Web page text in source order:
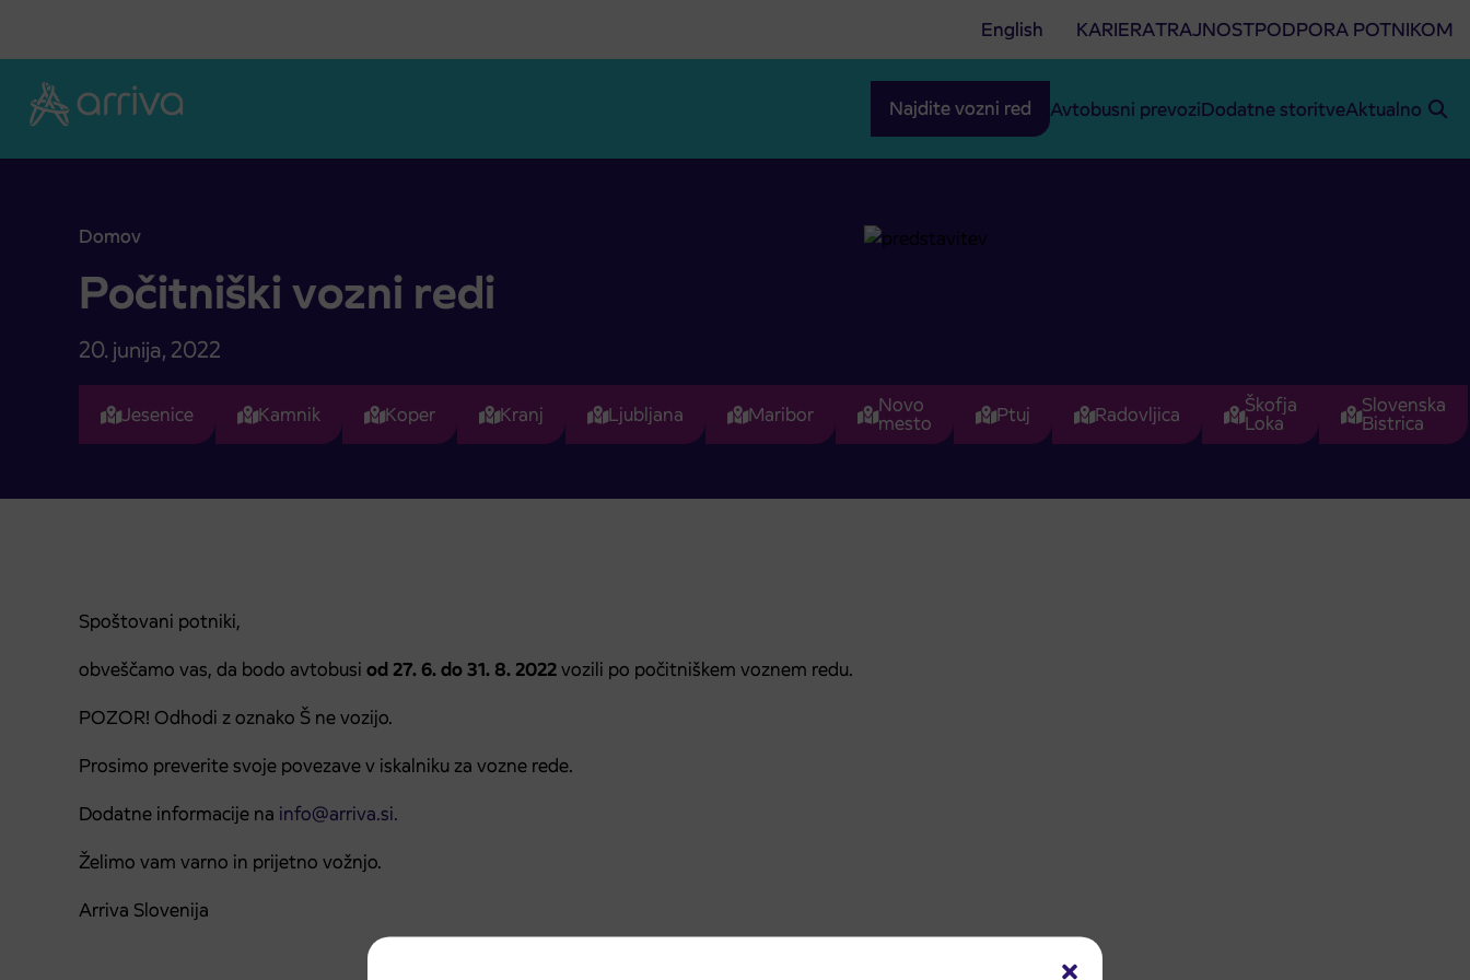
English KARIERATRAJNOSTPODPORA POTNIKOM
Najdite vozni red Avtobusni prevoziDodatne storitveAktualno
Domov
Počitniški vozni redi
Počitniški vozni redi
20. junija, 2022
Jesenice Kamnik Koper Kranj Ljubljana Maribor Novo
mesto Ptuj Radovljica Škofja
Loka
Slovenska
Bistrica
Spoštovani potniki,
obveščamo vas, da bodo avtobusi od 27. 6. do 31. 8. 2022vozili po počitniškem voznem redu.
POZOR! Odhodi z oznako Š ne vozijo.
Prosimo preverite svoje povezave v iskalniku za vozne rede.
Dodatne informacije na info@arriva.si.
Želimo vam varno in prijetno vožnjo.
Arriva Slovenija